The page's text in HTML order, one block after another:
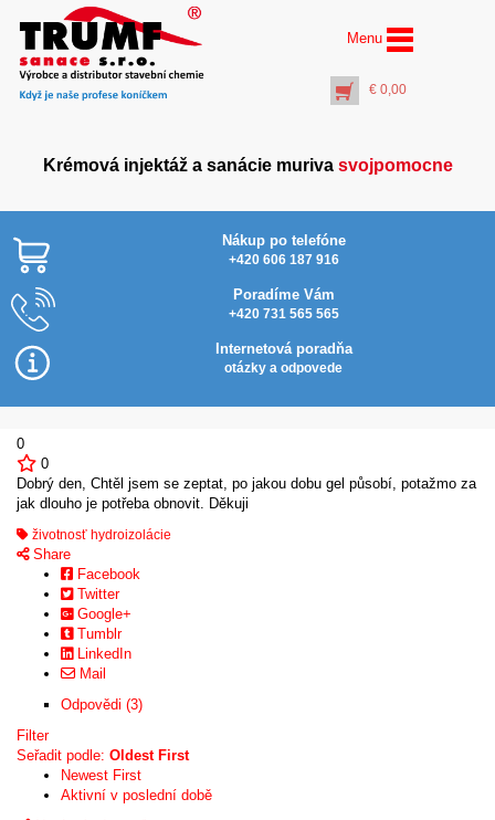
Menu
€ 0,00
Krémová injektáž a sanácie muriva svojpomocne
Nákup po telefóne
+420 606 187 916
Poradíme Vám
+420 731 565 565
Internetová poradňa
otázky a odpovede
0
0
Dobrý den, Chtěl jsem se zeptat, po jakou dobu gel působí, potažmo za
jak dlouho je potřeba obnovit. Děkuji
životnosť hydroizolácie
Share
Facebook
Twitter
Google+
Tumblr
LinkedIn
Mail
Odpovědi (3)
Filter
Seřadit podle: Oldest First
Newest First
Aktivní v poslední době
Injektážna pumpa (5
litrov) s meraním tlaku a
s možnosťou pripojenia
na kompresor
€70,00